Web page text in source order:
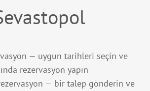
— uygun tarihleri seçin ve
rezervasyon yapın
— bir talep gönderin ve